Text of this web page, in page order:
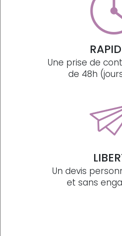
Une prise de
de 48h
Un devis
et sans